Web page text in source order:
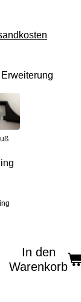
In den
Warenkorb